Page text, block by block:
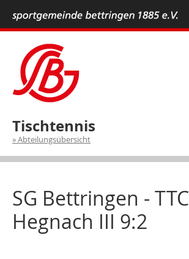
Tischtennis
Abteilungsübersicht
SG Bettringen​ - ​TTC
Hegnach III 9:2